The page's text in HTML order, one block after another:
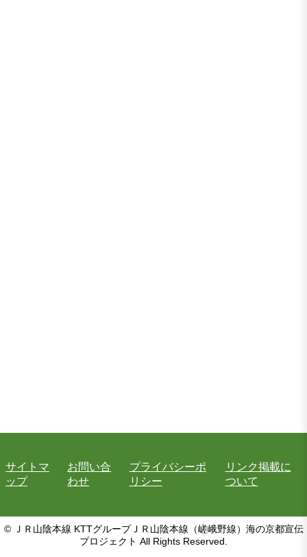
サイトマ
ップ
お問い合
わせ
プライバシーポ
リシー
リンク掲載に
ついて
© ＪＲ山陰本線 KTTグループＪＲ山陰本線（嵯峨野線）海の京都宣伝
プロジェクト All Rights Reserved.